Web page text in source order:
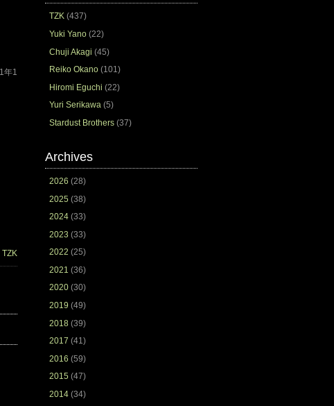
年1
TZK
TZK (437)
Yuki Yano (22)
Chuji Akagi (45)
Reiko Okano (101)
Hiromi Eguchi (22)
Yuri Serikawa (5)
Stardust Brothers (37)
Archives
2026 (28)
2025 (38)
2024 (33)
2023 (33)
2022 (25)
2021 (36)
2020 (30)
2019 (49)
2018 (39)
2017 (41)
2016 (59)
2015 (47)
2014 (34)